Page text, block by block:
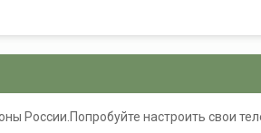
России.Попробуйте настроить свои